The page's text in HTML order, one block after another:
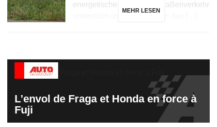
energetische Wende im Straßenverkehr
MEHR LESEN
L’envol de Fraga et Honda en force à
Fuji